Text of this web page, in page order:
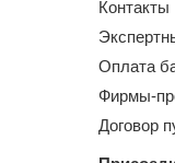
Контакты
Оплата
Фирмы-
Договор